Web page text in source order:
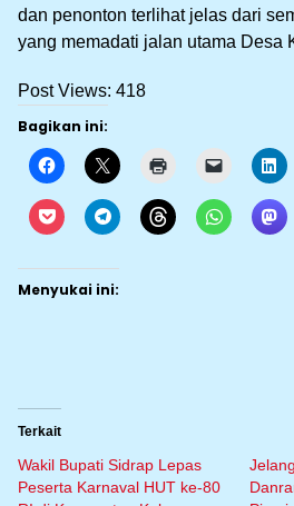
dan penonton terlihat jelas dari
yang memadati jalan utama Desa
Post Views: 418
Bagikan ini:
Menyukai ini:
Terkait
Wakil Bupati Sidrap Lepas
Peserta Karnaval HUT ke-80